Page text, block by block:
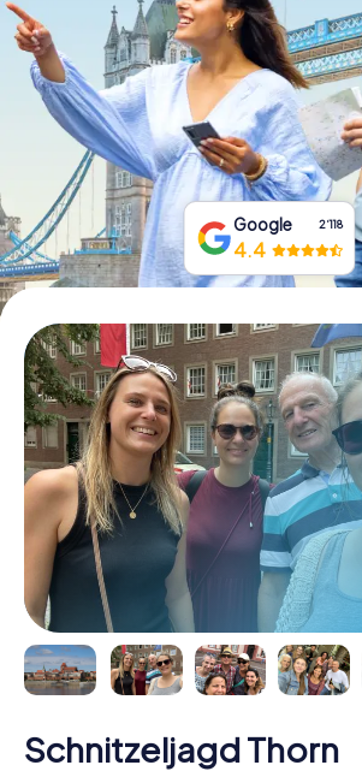
Tickets buchen
Gutscheine bestellen
Google 2‘118
4.4
Schnitzeljagd Thorn